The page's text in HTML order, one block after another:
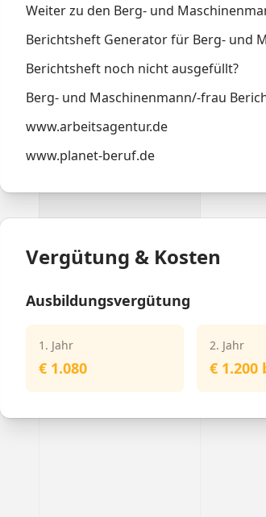
Weiter zu den Berg- und
Berichtsheft Generator für Berg- und
Berichtsheft noch nicht ausgefüllt?
Berg- und Maschinenmann/-frau
www.arbeitsagentur.de
www.planet-beruf.de
Vergütung & Kosten
Ausbildungsvergütung
1. Jahr
€ 1.080
2. Jahr
€ 1.200